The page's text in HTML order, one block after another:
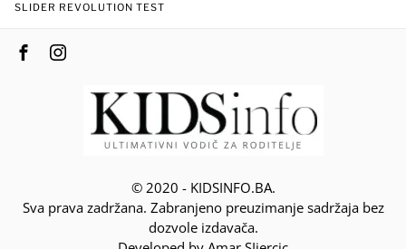
SLIDER REVOLUTION TEST
© 2020 - KIDSINFO.BA.
Sva prava zadržana. Zabranjeno preuzimanje sadržaja bez
dozvole izdavača.